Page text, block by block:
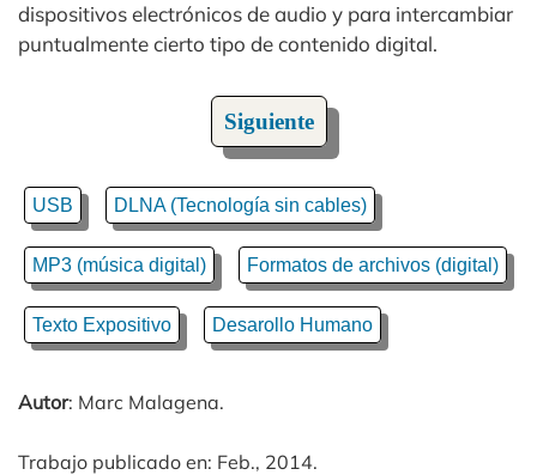
dispositivos electrónicos de audio y para intercambiar
puntualmente cierto tipo de contenido digital.
Siguiente
USB DLNA (Tecnología sin cables)
MP3 (música digital) Formatos de archivos (digital)
Texto Expositivo Desarollo Humano
Autor: Marc Malagena.
Trabajo publicado en: Feb., 2014.